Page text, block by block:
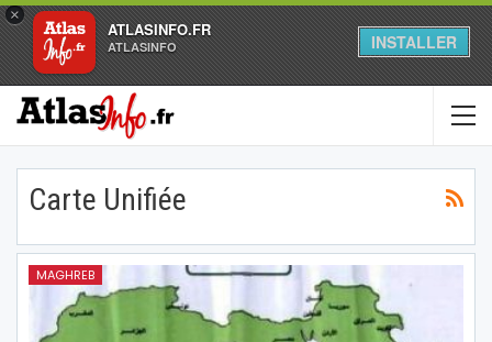
×
ATLASINFO.FR
ATLASINFO INSTALLER
Carte Unifiée
MAGHREB